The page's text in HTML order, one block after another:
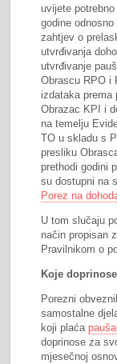
uvijete
godine
zahtjev o
utvrđivanja
utvrđivanje
Obrascu RPO i
izdataka prema
Obrazac KPI i
na temelju
TO u skladu s
presliku
prethodi godini
su dostupni na
Porez na
U tom slučaju
način propisan
Pravilnikom o
Koje
Porezni
samostalne
koji plaća
doprinose za
mjesečnoj